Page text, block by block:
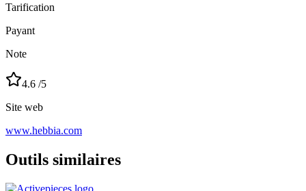
Tarification
Payant
Note
4.6 /5
Site web
www.hebbia.com
Outils similaires